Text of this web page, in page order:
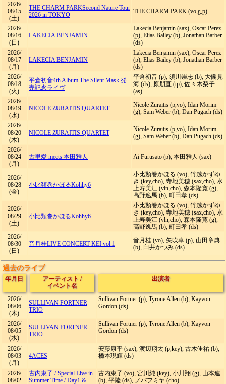
2026/
08/15
(土)
THE CHARM PARKSecond Nature Tour
2026 in TOKYO
THE CHARM PARK (vo,g,p)
2026/
08/16
(日)
LAKECIA BENJAMIN
Lakecia Benjamin (sax), Oscar Perez
(p), Elias Bailey (b), Jonathan Barber
(ds)
2026/
08/17
(月)
LAKECIA BENJAMIN
Lakecia Benjamin (sax), Oscar Perez
(p), Elias Bailey (b), Jonathan Barber
(ds)
2026/
08/18
(火)
平倉初音4th Album The Silent Mask 発
売記念ライヴ
平倉初音 (p), 須川崇志 (b), 大儀見
海 (ds), 原朋直 (tp), 佐々木梨子
(as)
2026/
08/19
(水)
NICOLE ZURAITIS QUARTET
Nicole Zuraitis (p,vo), Idan Morim
(g), Sam Weber (b), Dan Pugach (ds)
2026/
08/20
(木)
NICOLE ZURAITIS QUARTET
Nicole Zuraitis (p,vo), Idan Morim
(g), Sam Weber (b), Dan Pugach (ds)
2026/
08/24
(月)
古里愛 meets 本田雅人 Ai Furusato (p), 本田雅人 (sax)
2026/
08/28
(金)
小比類巻かほるKohhy6
小比類巻かほる (vo), 竹越かずゆ
き (key,cho), 寺地美穂 (sax,cho), 水
上寿美江 (vln,cho), 森本隆寛 (g),
高野逸馬 (b), 町田孝 (ds)
2026/
08/29
(土)
小比類巻かほるKohhy6
小比類巻かほる (vo), 竹越かずゆ
き (key,cho), 寺地美穂 (sax,cho), 水
上寿美江 (vln,cho), 森本隆寛 (g),
高野逸馬 (b), 町田孝 (ds)
2026/
08/30
(日)
音月桂LIVE CONCERT KEI vol.1
音月桂 (vo), 矢吹卓 (p), 山田章典
(b), 臼井かつみ (ds)
過去のライブ
年月日 アーティスト /
イベント名
出演者
2026/
08/06
(木)
SULLIVAN FORTNER
TRIO
Sullivan Fortner (p), Tyrone Allen (b), Kayvon
Gordon (ds)
2026/
08/05
(水)
SULLIVAN FORTNER
TRIO
Sullivan Fortner (p), Tyrone Allen (b), Kayvon
Gordon (ds)
2026/
08/03
(月)
4ACES
安藤康平 (sax), 渡辺翔太 (p,key), 古木佳祐 (b),
橋本現輝 (ds)
2026/
08/02
古内東子 /Special Live in
Summer Time / Day1 &
古内東子 (vo), 宮川純 (key), 小川翔 (g), 山本連
(b), 平陸 (ds), ノバフミヤ (cho)